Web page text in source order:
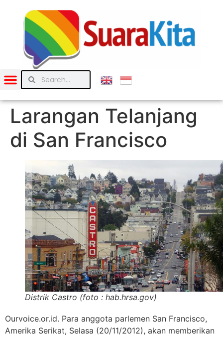
Larangan Telanjang
di San Francisco
Distrik Castro (foto : hab.hrsa.gov)
Ourvoice.or.id. Para anggota parlemen San Francisco,
Amerika Serikat, Selasa (20/11/2012), akan memberikan